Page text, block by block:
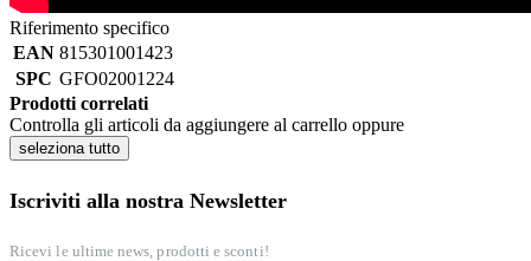
Riferimento specifico
EAN 815301001423
SPC GFO02001224
Prodotti correlati
Controlla gli articoli da aggiungere al carrello oppure
seleziona tutto
Iscriviti alla nostra Newsletter
Ricevi le ultime news, prodotti e sconti!